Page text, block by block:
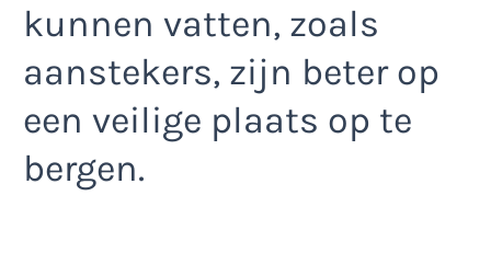
kunnen vatten, zoals
aanstekers, zijn beter op
een veilige plaats op te
bergen.